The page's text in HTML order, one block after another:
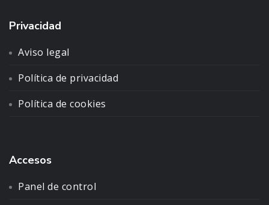
Privacidad
Aviso legal
Política de privacidad
Política de cookies
Accesos
Panel de control